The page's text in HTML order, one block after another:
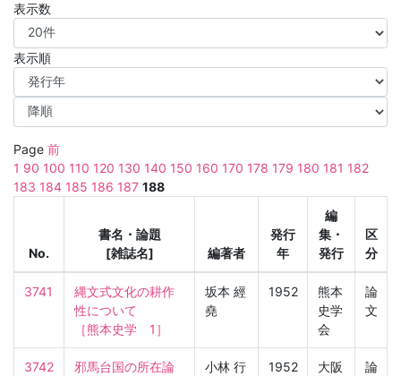
表示数
表示順
Page 前
1 90 100 110 120 130 140 150 160 170 178 179 180 181 182
183 184 185 186 187 188
No.
書名・論題
[雑誌名]
編著者
発行
年
編
集・
発行
区
分
3741
縄文式文化の耕作
性について
［熊本史学　1］
坂本 經
堯
1952
熊本
史学
会
論
文
3742
邪馬台国の所在論
小林 行
1952
大阪
論